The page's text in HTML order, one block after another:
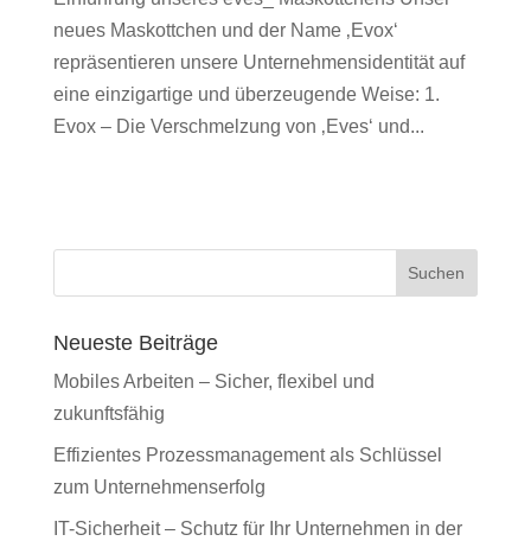
neues Maskottchen und der Name ‚Evox‘
repräsentieren unsere Unternehmensidentität auf
eine einzigartige und überzeugende Weise: 1.
Evox – Die Verschmelzung von ‚Eves‘ und...
Suchen
Neueste Beiträge
Mobiles Arbeiten – Sicher, flexibel und
zukunftsfähig
Effizientes Prozessmanagement als Schlüssel
zum Unternehmenserfolg
IT-Sicherheit – Schutz für Ihr Unternehmen in der